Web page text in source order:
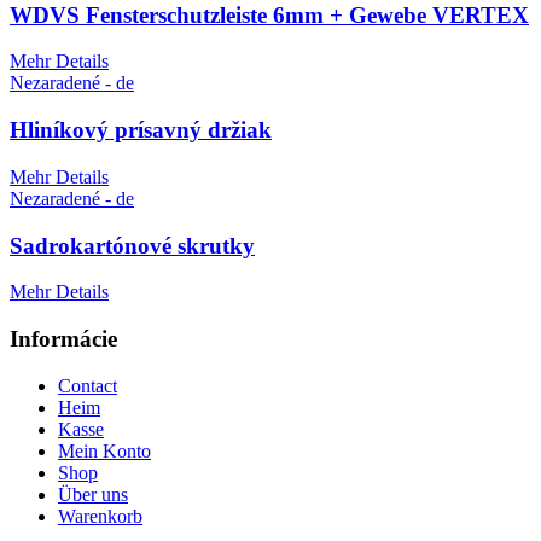
WDVS Fensterschutzleiste 6mm + Gewebe VERTEX
Mehr Details
Nezaradené - de
Hliníkový prísavný držiak
Mehr Details
Nezaradené - de
Sadrokartónové skrutky
Mehr Details
Informácie
Contact
Heim
Kasse
Mein Konto
Shop
Über uns
Warenkorb